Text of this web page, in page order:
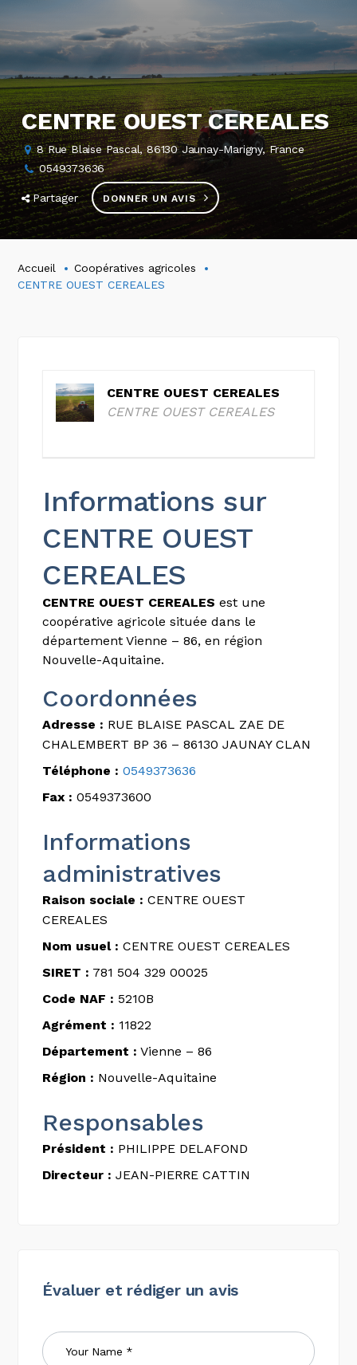
CENTRE OUEST CEREALES
8 Rue Blaise Pascal, 86130 Jaunay-Marigny, France
0549373636
Partager DONNER UN AVIS
Accueil
Coopératives agricoles
CENTRE OUEST CEREALES
CENTRE OUEST CEREALES
CENTRE OUEST CEREALES
Informations sur
CENTRE OUEST
CEREALES
CENTRE OUEST CEREALES est une
coopérative agricole située dans le
département Vienne – 86, en région
Nouvelle-Aquitaine.
Coordonnées
Adresse : RUE BLAISE PASCAL ZAE DE
CHALEMBERT BP 36 – 86130 JAUNAY CLAN
Téléphone : 0549373636
Fax : 0549373600
Informations
administratives
Raison sociale : CENTRE OUEST
CEREALES
Nom usuel : CENTRE OUEST CEREALES
SIRET : 781 504 329 00025
Code NAF : 5210B
Agrément : 11822
Département : Vienne – 86
Région : Nouvelle-Aquitaine
Responsables
Président : PHILIPPE DELAFOND
Directeur : JEAN-PIERRE CATTIN
Évaluer et rédiger un avis